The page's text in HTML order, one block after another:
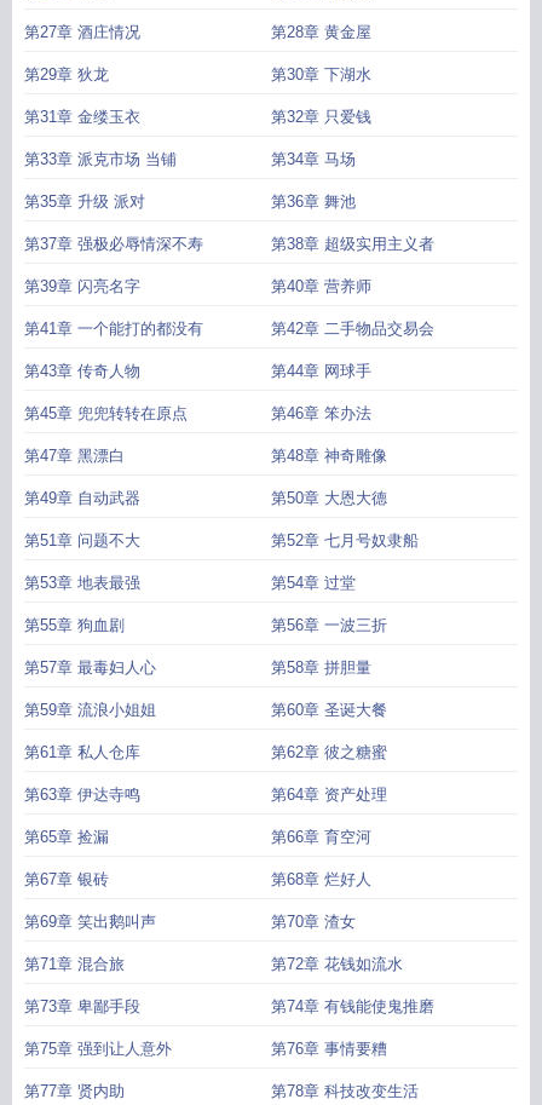
第27章 酒庄情况 第28章 黄金屋
第29章 狄龙 第30章 下湖水
第31章 金缕玉衣 第32章 只爱钱
第33章 派克市场 当铺 第34章 马场
第35章 升级 派对 第36章 舞池
第37章 强极必辱情深不寿 第38章 超级实用主义者
第39章 闪亮名字 第40章 营养师
第41章 一个能打的都没有 第42章 二手物品交易会
第43章 传奇人物 第44章 网球手
第45章 兜兜转转在原点 第46章 笨办法
第47章 黑漂白 第48章 神奇雕像
第49章 自动武器 第50章 大恩大德
第51章 问题不大 第52章 七月号奴隶船
第53章 地表最强 第54章 过堂
第55章 狗血剧 第56章 一波三折
第57章 最毒妇人心 第58章 拼胆量
第59章 流浪小姐姐 第60章 圣诞大餐
第61章 私人仓库 第62章 彼之糖蜜
第63章 伊达寺鸣 第64章 资产处理
第65章 捡漏 第66章 育空河
第67章 银砖 第68章 烂好人
第69章 笑出鹅叫声 第70章 渣女
第71章 混合旅 第72章 花钱如流水
第73章 卑鄙手段 第74章 有钱能使鬼推磨
第75章 强到让人意外 第76章 事情要糟
第77章 贤内助 第78章 科技改变生活